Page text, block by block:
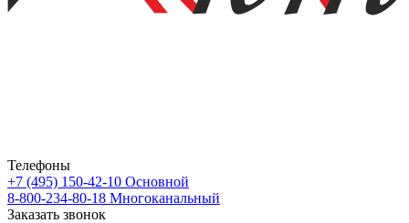
Телефоны
+7 (495) 150-42-10 Основной
8-800-234-80-18 Многоканальный
Заказать звонок